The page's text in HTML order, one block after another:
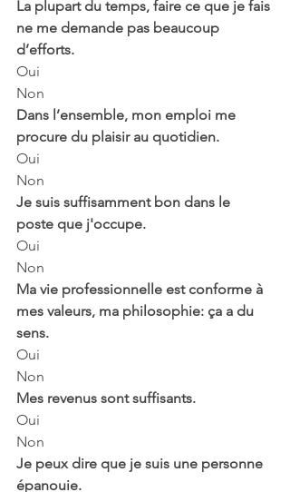
La plupart du temps, faire ce que je fais
ne me demande pas beaucoup
d’efforts.
Oui
Non
Dans l’ensemble, mon emploi me
procure du plaisir au quotidien.
Oui
Non
Je suis suffisamment bon dans le
poste que j'occupe.
Oui
Non
Ma vie professionnelle est conforme à
mes valeurs, ma philosophie: ça a du
sens.
Oui
Non
Mes revenus sont suffisants.
Oui
Non
Je peux dire que je suis une personne
épanouie.